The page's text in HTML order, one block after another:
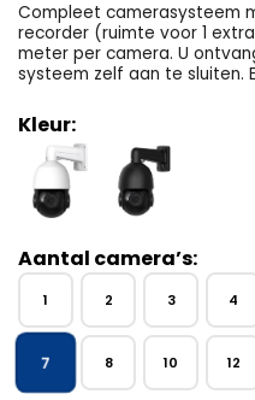
Compleet camerasysteem
recorder (ruimte voor 1
meter per camera. U
systeem zelf aan te sluiten.
Kleur:
Aantal camera’s:
1 2 3 4
7 8 10 12